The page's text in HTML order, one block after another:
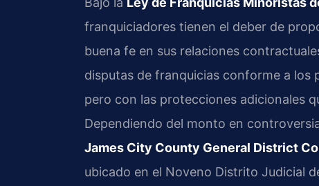
franquiciadores tienen el deber de
buena fe en sus relaciones
disputas de franquicias conforme a los
pero con las protecciones adicionales
Dependiendo del monto en
James City County General District
ubicado en el Noveno Distrito Judicial